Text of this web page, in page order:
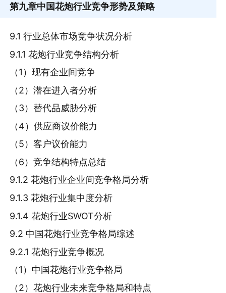
第九章中国花炮行业竞争形势及策略
9.1 行业总体市场竞争状况分析
9.1.1 花炮行业竞争结构分析
（1）现有企业间竞争
（2）潜在进入者分析
（3）替代品威胁分析
（4）供应商议价能力
（5）客户议价能力
（6）竞争结构特点总结
9.1.2 花炮行业企业间竞争格局分析
9.1.3 花炮行业集中度分析
9.1.4 花炮行业SWOT分析
9.2 中国花炮行业竞争格局综述
9.2.1 花炮行业竞争概况
（1）中国花炮行业竞争格局
（2）花炮行业未来竞争格局和特点